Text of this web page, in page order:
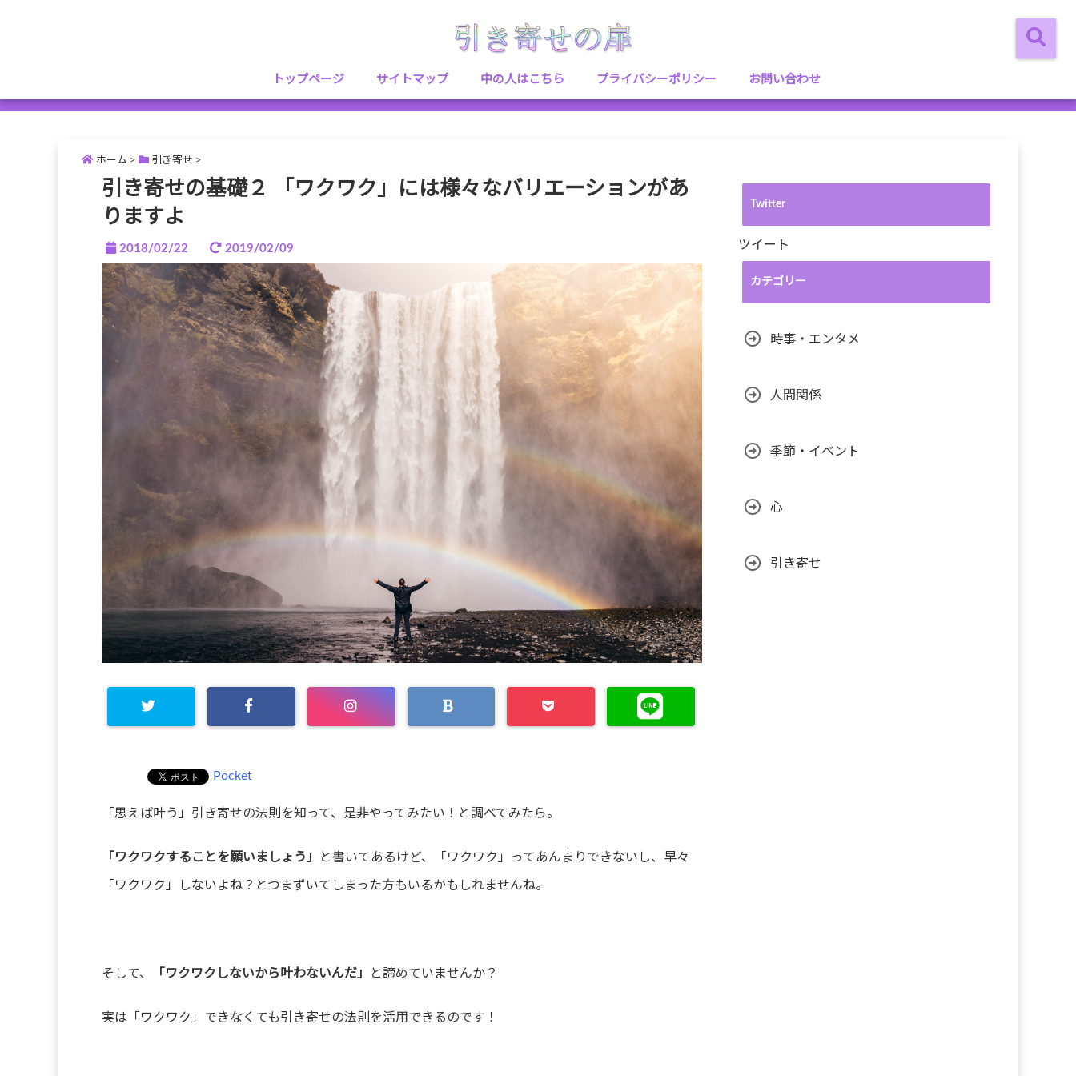
トップページ サイトマップ 中の人はこちら プライバシーポリシー お問い合わせ
ホーム > 引き寄せ >
引き寄せの基礎２ 「ワクワク」には様々なバリエーションがあ
りますよ
2018/02/22 2019/02/09
Pocket
「思えば叶う」引き寄せの法則を知って、是非やってみたい！と調べてみたら。
「ワクワクすることを願いましょう」 と書いてあるけど、「ワクワク」ってあんまりできないし、早々
「ワクワク」しないよね？とつまずいてしまった方もいるかもしれませんね。
そして、 「ワクワクしないから叶わないんだ」 と諦めていませんか？
実は「ワクワク」できなくても引き寄せの法則を活用できるのです！
Twitter
ツイート
カテゴリー
時事・エンタメ
人間関係
季節・イベント
心
引き寄せ